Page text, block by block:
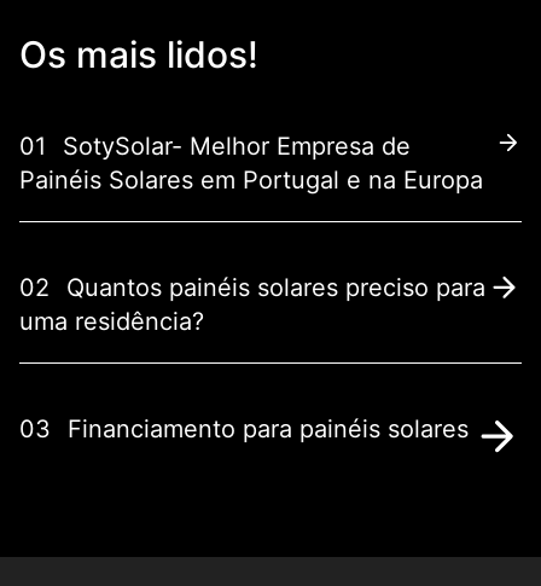
Os mais lidos!
01
SotySolar- Melhor Empresa de
Painéis Solares em Portugal e na Europa
02
Quantos painéis solares preciso para
uma residência?
03 Financiamento para painéis solares